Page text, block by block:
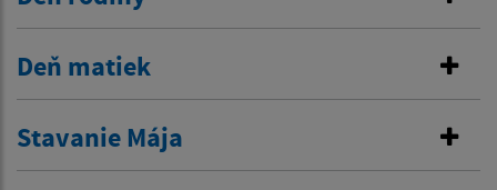
Deň matiek
Stavanie Mája